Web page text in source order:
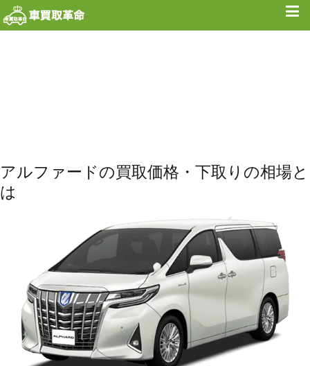
アルファードの買取価格・下取りの相場と
は